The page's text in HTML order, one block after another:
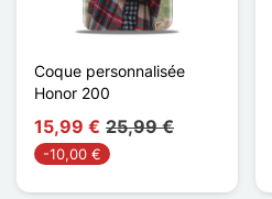
Coque personnalisée
Honor 200
15,99 € 25,99 €
-10,00 €